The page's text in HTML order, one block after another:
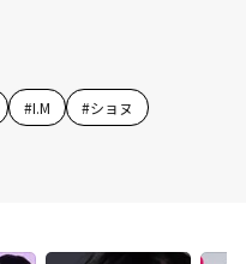
#I.M #ショヌ